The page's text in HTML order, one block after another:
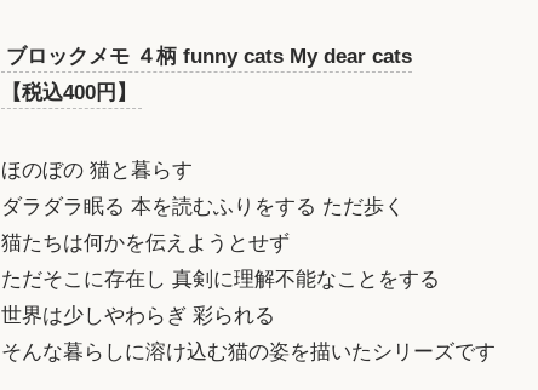
ブロックメモ ４柄 funny cats My dear cats
【税込400円】
ほのぼの 猫と暮らす
ダラダラ眠る 本を読むふりをする ただ歩く
猫たちは何かを伝えようとせず
ただそこに存在し 真剣に理解不能なことをする
世界は少しやわらぎ 彩られる
そんな暮らしに溶け込む猫の姿を描いたシリーズです